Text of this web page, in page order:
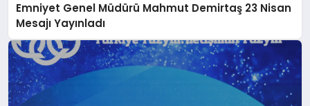
Emniyet Genel Müdürü Mahmut Demirtaş 23 Nisan
Mesajı Yayınladı